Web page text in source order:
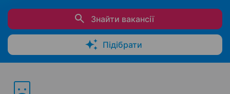
Знайти вакансії
Підібрати